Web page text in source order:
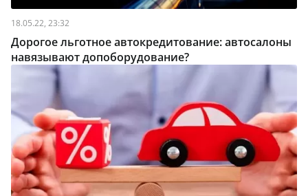
18.05.22, 23:32
Дорогое льготное автокредитование: автосалоны
навязывают допоборудование?